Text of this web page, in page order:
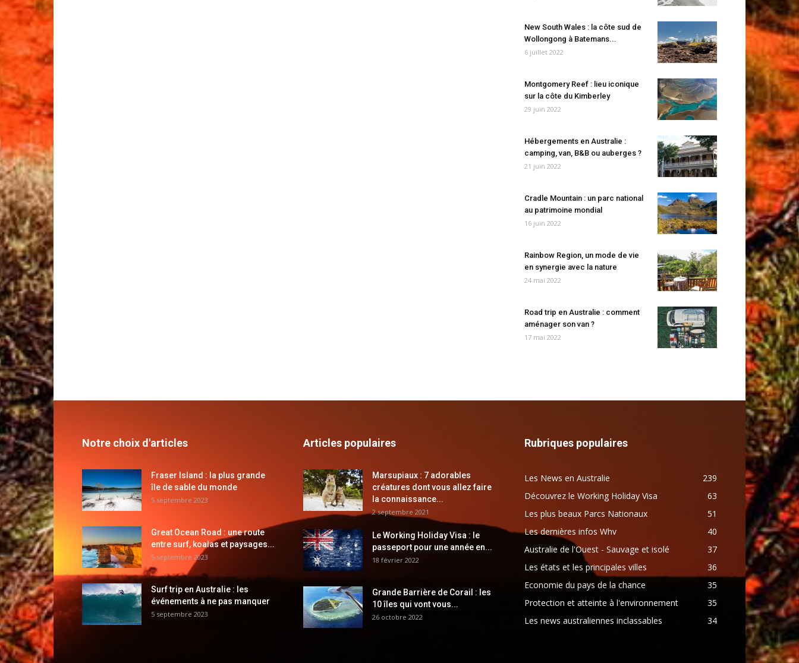
New South Wales : la côte sud de
Wollongong à Batemans...
6 juillet 2022
Montgomery Reef : lieu iconique
sur la côte du Kimberley
29 juin 2022
Hébergements en Australie :
camping, van, B&B ou auberges ?
21 juin 2022
Cradle Mountain : un parc national
au patrimoine mondial
16 juin 2022
Rainbow Region, un mode de vie
en synergie avec la nature
24 mai 2022
Road trip en Australie : comment
aménager son van ?
17 mai 2022
Notre choix d'articles
Fraser Island : la plus grande
île de sable du monde
5 septembre 2023
Great Ocean Road : une route
entre surf, koalas et paysages...
5 septembre 2023
Surf trip en Australie : les
événements à ne pas manquer
5 septembre 2023
Articles populaires
Marsupiaux : 7 adorables
créatures dont vous allez faire
la connaissance...
2 septembre 2021
Le Working Holiday Visa : le
passeport pour une année en...
18 février 2022
Grande Barrière de Corail : les
10 îles qui vont vous...
26 octobre 2022
Rubriques populaires
Les News en Australie
239
Découvrez le Working Holiday Visa
63
Les plus beaux Parcs Nationaux
51
Les dernières infos Whv
40
Australie de l'Ouest - Sauvage et isolé
37
Les états et les principales villes
36
Economie du pays de la chance
35
Protection et atteinte à l'environnement
35
Les news australiennes inclassables
34